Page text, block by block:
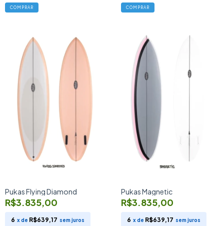
COMPRAR COMPRAR
Pukas Flying Diamond
R$3.835,00
6 x de R$639,17 sem juros
Pukas Magnetic
R$3.835,00
6 x de R$639,17 sem juros